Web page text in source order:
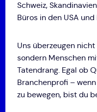
Schweiz,
Büros in den USA und
Uns überzeugen
sondern Menschen
Tatendrang. Egal ob
Branchenprofi –
zu bewegen, bist du